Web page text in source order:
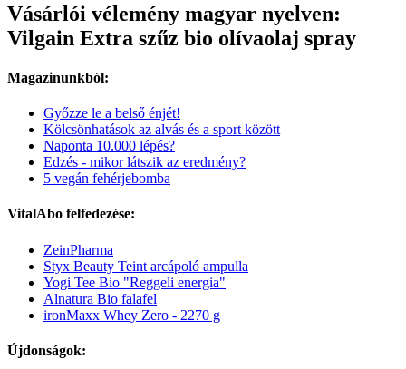
Vásárlói vélemény magyar nyelven:
Vilgain Extra szűz bio olívaolaj spray
Magazinunkból:
Győzze le a belső énjét!
Kölcsönhatások az alvás és a sport között
Naponta 10.000 lépés?
Edzés - mikor látszik az eredmény?
5 vegán fehérjebomba
VitalAbo felfedezése:
ZeinPharma
Styx Beauty Teint arcápoló ampulla
Yogi Tee Bio "Reggeli energia"
Alnatura Bio falafel
ironMaxx Whey Zero - 2270 g
Újdonságok: